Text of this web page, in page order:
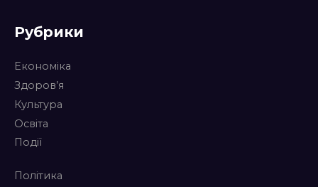
Рубрики
Економіка
Здоров’я
Культура
Освіта
Події
Політика